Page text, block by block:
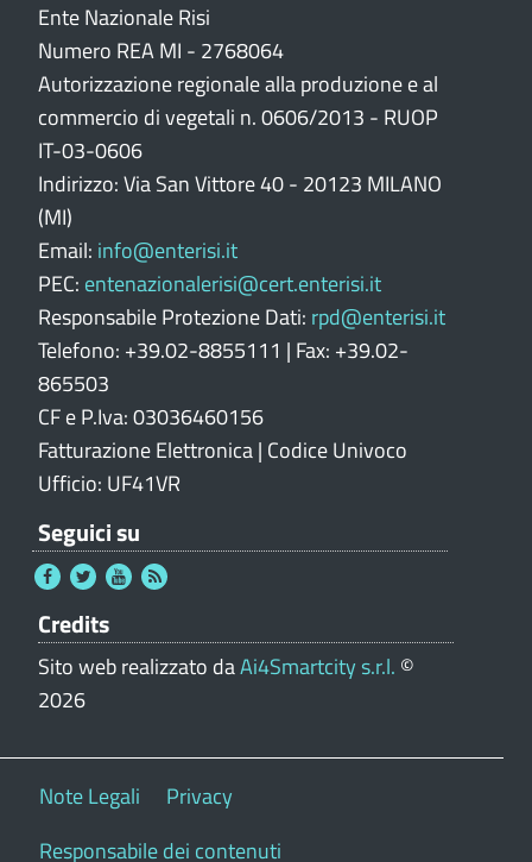
Ente Nazionale Risi
Numero REA MI - 2768064
Autorizzazione regionale alla produzione e al
commercio di vegetali n. 0606/2013 - RUOP
IT-03-0606
Indirizzo: Via San Vittore 40 - 20123 MILANO
(MI)
Email: info@enterisi.it
PEC: entenazionalerisi@cert.enterisi.it
Responsabile Protezione Dati: rpd@enterisi.it
Telefono: +39.02-8855111 | Fax: +39.02-
865503
CF e P.Iva: 03036460156
Fatturazione Elettronica | Codice Univoco
Ufficio: UF41VR
Seguici su
Credits
Sito web realizzato daAi4Smartcity s.r.l. ©
2026
Note Legali
Privacy
Responsabile dei contenuti